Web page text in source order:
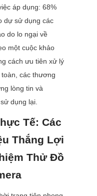
áp dụng: 68%
dự sử dụng các
do lo ngại về
một cuộc khảo
cách ưu tiên xử lý
các thương
lòng tin và
dụng lại.
Tế: Các
Thắng Lợi
Thử Đồ